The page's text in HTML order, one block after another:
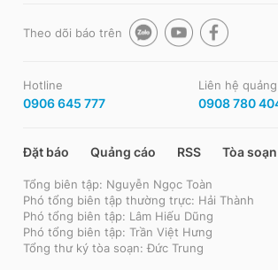
Theo dõi báo trên
Hotline
0906 645 777
Liên hệ
0908 780
Đặt báo Quảng cáo RSS Tòa soạn
Tổng biên tập: Nguyễn Ngọc Toàn
Phó tổng biên tập thường trực: Hải Thành
Phó tổng biên tập: Lâm Hiếu Dũng
Phó tổng biên tập: Trần Việt Hưng
Tổng thư ký tòa soạn: Đức Trung